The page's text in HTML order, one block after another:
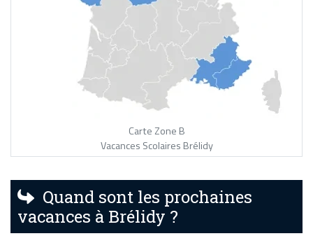
Carte Zone B
Vacances Scolaires Brélidy
Quand sont les prochaines
vacances à Brélidy ?